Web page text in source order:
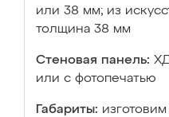
или 38 мм; из
толщина 38 мм
Стеновая панель:
или с фотопечатью
Габариты: